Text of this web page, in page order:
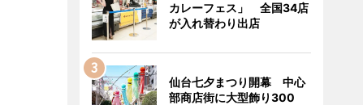
カレーフェス」 全国34店
が入れ替わり出店
仙台七夕まつり開幕 中心
部商店街に大型飾り300